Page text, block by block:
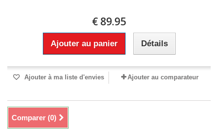
€ 89.95
Ajouter au panier Détails
Ajouter à ma liste d'envies Ajouter au comparateur
Comparer (0)